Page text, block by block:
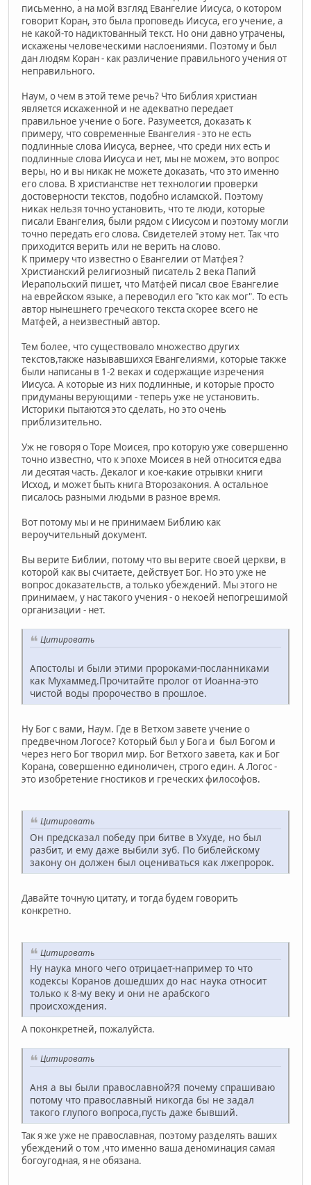
письменно, а на мой взгляд Евангелие Иисуса, о котором
говорит Коран, это была проповедь Иисуса, его учение, а
не какой-то надиктованный текст. Но они давно утрачены,
искажены человеческими наслоениями. Поэтому и был
дан людям Коран - как различение правильного учения от
неправильного.
Наум, о чем в этой теме речь? Что Библия христиан
является искаженной и не адекватно передает
правильное учение о Боге. Разумеется, доказать к
примеру, что современные Евангелия - это не есть
подлинные слова Иисуса, вернее, что среди них есть и
подлинные слова Иисуса и нет, мы не можем, это вопрос
веры, но и вы никак не можете доказать, что это именно
его слова. В христианстве нет технологии проверки
достоверности текстов, подобно исламской. Поэтому
никак нельзя точно установить, что те люди, которые
писали Евангелия, были рядом с Иисусом и поэтому могли
точно передать его слова. Свидетелей этому нет. Так что
приходится верить или не верить на слово.
К примеру что известно о Евангелии от Матфея ?
Христианский религиозный писатель 2 века Папий
Иерапольский пишет, что Матфей писал свое Евангелие
на еврейском языке, а переводил его "кто как мог". То есть
автор нынешнего греческого текста скорее всего не
Матфей, а неизвестный автор.
Тем более, что существовало множество других
текстов,также называвшихся Евангелиями, которые также
были написаны в 1-2 веках и содержащие изречения
Иисуса. А которые из них подлинные, и которые просто
придуманы верующими - теперь уже не установить.
Историки пытаются это сделать, но это очень
приблизительно.
Уж не говоря о Торе Моисея, про которую уже совершенно
точно известно, что к эпохе Моисея в ней относится едва
ли десятая часть. Декалог и кое-какие отрывки книги
Исход, и может быть книга Второзакония. А остальное
писалось разными людьми в разное время.
Вот потому мы и не принимаем Библию как
вероучительный документ.
Вы верите Библии, потому что вы верите своей церкви, в
которой как вы считаете, действует Бог. Но это уже не
вопрос доказательств, а только убеждений. Мы этого не
принимаем, у нас такого учения - о некоей непогрешимой
организации - нет.
Цитировать
Апостолы и были этими пророками-посланниками
как Мухаммед.Прочитайте пролог от Иоанна-это
чистой воды пророчество в прошлое.
Ну Бог с вами, Наум. Где в Ветхом завете учение о
предвечном Логосе? Который был у Бога и был Богом и
через него Бог творил мир. Бог Ветхого завета, как и Бог
Корана, совершенно единоличен, строго един. А Логос -
это изобретение гностиков и греческих философов.
Цитировать
Он предсказал победу при битве в Ухуде, но был
разбит, и ему даже выбили зуб. По библейскому
закону он должен был оцениваться как лжепророк.
Давайте точную цитату, и тогда будем говорить
конкретно.
Цитировать
Ну наука много чего отрицает-например то что
кодексы Коранов дошедших до нас наука относит
только к 8-му веку и они не арабского
происхождения.
А поконкретней, пожалуйста.
Цитировать
Аня а вы были православной?Я почему спрашиваю
потому что православный никогда бы не задал
такого глупого вопроса,пусть даже бывший.
Так я же уже не православная, поэтому разделять ваших
убеждений о том ,что именно ваша деноминация самая
богоугодная, я не обязана.